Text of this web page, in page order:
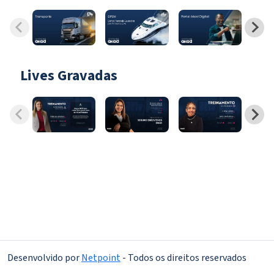
Lives Gravadas
Desenvolvido porNetpoint- Todos os direitos reservados